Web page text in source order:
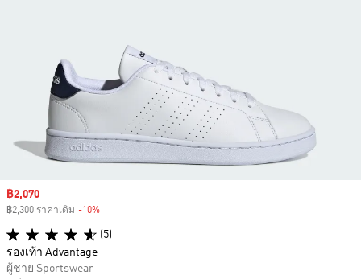
Sale price
฿2,070
฿2,300 ราคาเดิม -10%
(5)
รองเท้า Advantage
ผู้ชาย Sportswear